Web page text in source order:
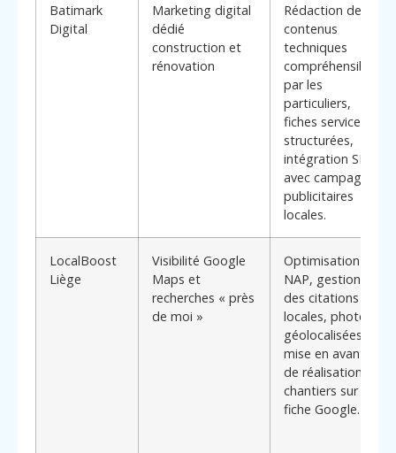
Batimark
Digital
Marketing digital
dédié
construction et
rénovation
Rédaction de
contenus
techniques
compréhensibles
par les
particuliers,
fiches services
structurées,
intégration SEO
avec campagnes
publicitaires
locales.
LocalBoost
Liège
Visibilité Google
Maps et
recherches « près
de moi »
Optimisation
NAP, gestion
des citations
locales, photos
géolocalisées,
mise en avant
de réalisations
chantiers sur la
fiche Google.